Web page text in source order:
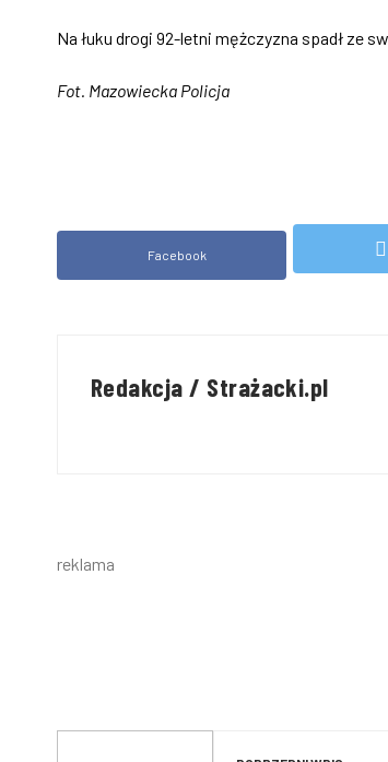
Na łuku drogi 92-letni mężczyzna spadł ze
Fot. Mazowiecka Policja
Facebook
Redakcja / Strażacki.pl
reklama